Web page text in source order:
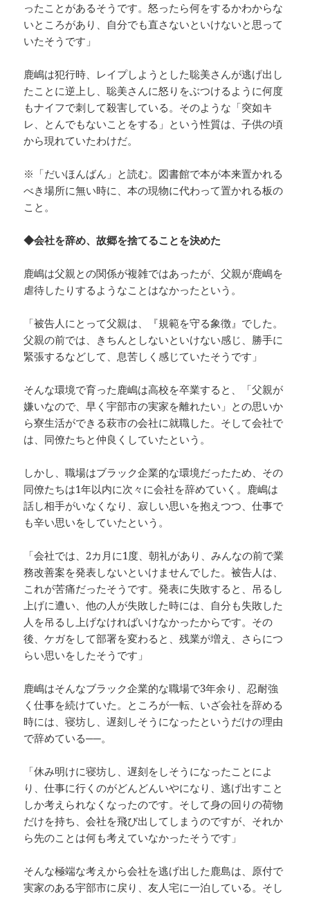
ったことがあるそうです。怒ったら何をするかわからな
いところがあり、自分でも直さないといけないと思って
いたそうです」
鹿嶋は犯行時、レイプしようとした聡美さんが逃げ出し
たことに逆上し、聡美さんに怒りをぶつけるように何度
もナイフで刺して殺害している。そのような「突如キ
レ、とんでもないことをする」という性質は、子供の頃
から現れていたわけだ。
※「だいほんばん」と読む。図書館で本が本来置かれる
べき場所に無い時に、本の現物に代わって置かれる板の
こと。
◆会社を辞め、故郷を捨てることを決めた
鹿嶋は父親との関係が複雑ではあったが、父親が鹿嶋を
虐待したりするようなことはなかったという。
「被告人にとって父親は、『規範を守る象徴』でした。
父親の前では、きちんとしないといけない感じ、勝手に
緊張するなどして、息苦しく感じていたそうです」
そんな環境で育った鹿嶋は高校を卒業すると、「父親が
嫌いなので、早く宇部市の実家を離れたい」との思いか
ら寮生活ができる萩市の会社に就職した。そして会社で
は、同僚たちと仲良くしていたという。
しかし、職場はブラック企業的な環境だったため、その
同僚たちは1年以内に次々に会社を辞めていく。鹿嶋は
話し相手がいなくなり、寂しい思いを抱えつつ、仕事で
も辛い思いをしていたという。
「会社では、2カ月に1度、朝礼があり、みんなの前で業
務改善案を発表しないといけませんでした。被告人は、
これが苦痛だったそうです。発表に失敗すると、吊るし
上げに遭い、他の人が失敗した時には、自分も失敗した
人を吊るし上げなければいけなかったからです。その
後、ケガをして部署を変わると、残業が増え、さらにつ
らい思いをしたそうです」
鹿嶋はそんなブラック企業的な職場で3年余り、忍耐強
く仕事を続けていた。ところが一転、いざ会社を辞める
時には、寝坊し、遅刻しそうになったというだけの理由
で辞めている──。
「休み明けに寝坊し、遅刻をしそうになったことによ
り、仕事に行くのがどんどんいやになり、逃げ出すこと
しか考えられなくなったのです。そして身の回りの荷物
だけを持ち、会社を飛び出してしまうのですが、それか
ら先のことは何も考えていなかったそうです」
そんな極端な考えから会社を逃げ出した鹿島は、原付で
実家のある宇部市に戻り、友人宅に一泊している。そし